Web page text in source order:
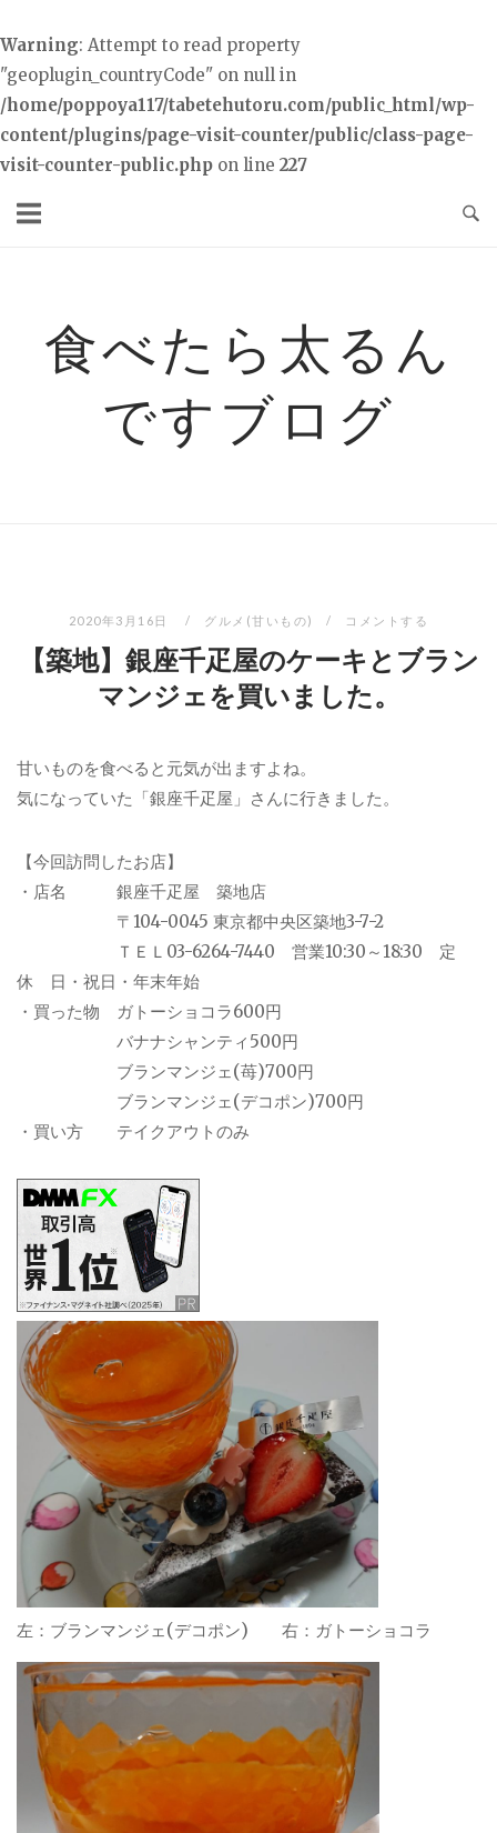
Warning: Attempt to read property
"geoplugin_countryCode" on null in
/home/poppoya117/tabetehutoru.com/public_html/wp-
content/plugins/page-visit-counter/public/class-page-
visit-counter-public.php on line 227
食べたら太るん
ですブログ
2020年3月16日 グルメ(甘いもの) コメントする
【築地】銀座千疋屋のケーキとブラン
マンジェを買いました。
甘いものを食べると元気が出ますよね。
気になっていた「銀座千疋屋」さんに行きました。
【今回訪問したお店】
・店名 銀座千疋屋 築地店
〒104-0045 東京都中央区築地3-7-2
ＴＥＬ03-6264-7440 営業10:30～18:30 定
休 日・祝日・年末年始
・買った物 ガトーショコラ600円
バナナシャンティ500円
ブランマンジェ(苺)700円
ブランマンジェ(デコポン)700円
・買い方 テイクアウトのみ
左：ブランマンジェ(デコポン) 右：ガトーショコラ